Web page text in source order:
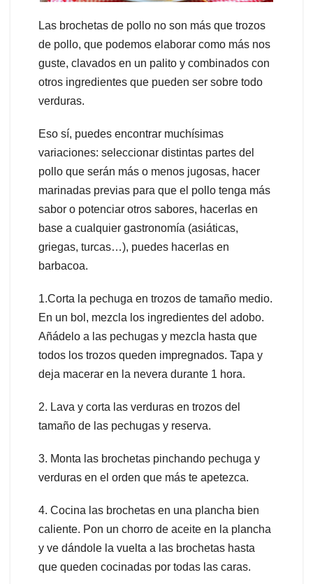
Las brochetas de pollo no son más que trozos
de pollo, que podemos elaborar como más nos
guste, clavados en un palito y combinados con
otros ingredientes que pueden ser sobre todo
verduras.
Eso sí, puedes encontrar muchísimas
variaciones: seleccionar distintas partes del
pollo que serán más o menos jugosas, hacer
marinadas previas para que el pollo tenga más
sabor o potenciar otros sabores, hacerlas en
base a cualquier gastronomía (asiáticas,
griegas, turcas…), puedes hacerlas en
barbacoa.
1.Corta la pechuga en trozos de tamaño medio.
En un bol, mezcla los ingredientes del adobo.
Añádelo a las pechugas y mezcla hasta que
todos los trozos queden impregnados. Tapa y
deja macerar en la nevera durante 1 hora.
2. Lava y corta las verduras en trozos del
tamaño de las pechugas y reserva.
3. Monta las brochetas pinchando pechuga y
verduras en el orden que más te apetezca.
4. Cocina las brochetas en una plancha bien
caliente. Pon un chorro de aceite en la plancha
y ve dándole la vuelta a las brochetas hasta
que queden cocinadas por todas las caras.